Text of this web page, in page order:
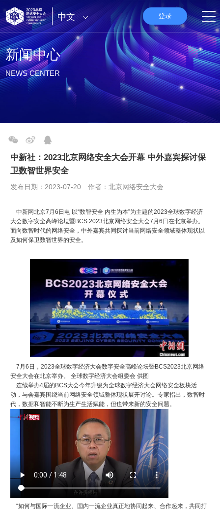
中文 登录
新闻中心
NEWS CENTER
中新社：2023北京网络安全大会开幕 中外嘉宾探讨保
卫数智世界安全
发布日期：2023-07-20 作者：北京网络安全大会
中新网北京7月6日电 以“数智安全 内生为本”为主题的2023全球数字经济
大会数字安全高峰论坛暨BCS 2023北京网络安全大会7月6日在北京举办。
面向数智时代的网络安全，中外嘉宾共同探讨当前网络安全领域整体现状以
及如何保卫数智世界的安全。
7月6日，2023全球数字经济大会数字安全高峰论坛暨BCS2023北京网络
安全大会在北京举办。 全球数字经济大会组委会 供图
连续举办4届的BCS大会今年升级为全球数字经济大会网络安全板块活
动，与会嘉宾围绕当前网络安全领域整体现状展开讨论。专家指出，数智时
代，数据和智能不断为生产生活赋能，但也带来新的安全问题。
“如何与国际一流企业、国内一流企业真正地协同起来、合作起来，共同打